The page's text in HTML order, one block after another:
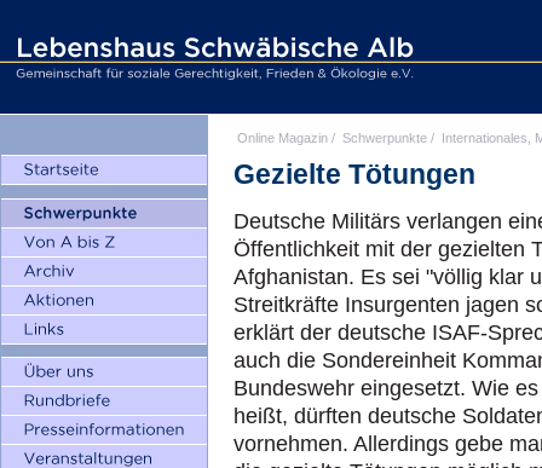
Online Magazin / Schwerpunkte / Internationales,
Gezielte Tötungen
Deutsche Militärs verlangen
Öffentlichkeit mit der gezielten
Afghanistan. Es sei "völlig klar
Streitkräfte Insurgenten jagen
erklärt der deutsche ISAF-
auch die Sondereinheit
Bundeswehr eingesetzt. Wie
heißt, dürften deutsche
vornehmen. Allerdings gebe